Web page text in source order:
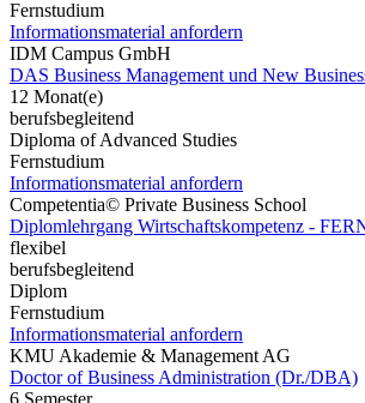
Fernstudium
Informationsmaterial anfordern
IDM Campus GmbH
DAS Business Management und New
12 Monat(e)
berufsbegleitend
Diploma of Advanced Studies
Fernstudium
Informationsmaterial anfordern
Competentia© Private Business School
Diplomlehrgang Wirtschaftskompetenz -
flexibel
berufsbegleitend
Diplom
Fernstudium
Informationsmaterial anfordern
KMU Akademie & Management AG
Doctor of Business Administration (Dr./DBA)
6 Semester